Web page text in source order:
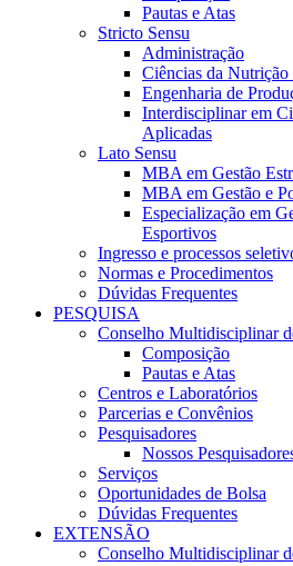
Pautas e Atas
Stricto Sensu
Administração
Ciências da
Engenharia de
Interdisciplinar em
Aplicadas
Lato Sensu
MBA em Gestão
MBA em Gestão e
Especialização em
Esportivos
Ingresso e processos
Normas e Procedimentos
Dúvidas Frequentes
PESQUISA
Conselho Multidisciplinar
Composição
Pautas e Atas
Centros e Laboratórios
Parcerias e Convênios
Pesquisadores
Nossos
Serviços
Oportunidades de Bolsa
Dúvidas Frequentes
EXTENSÃO
Conselho Multidisciplinar